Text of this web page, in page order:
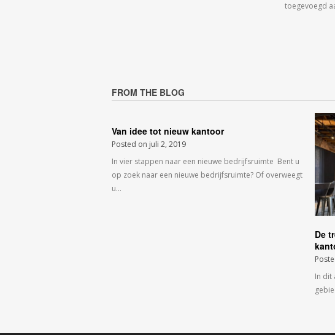
toegevoegd
FROM THE BLOG
Van idee tot nieuw kantoor
Posted on juli 2, 2019
In vier stappen naar een nieuwe bedrijfsruimte Bent u
op zoek naar een nieuwe bedrijfsruimte? Of overweegt
u…
De
In dit